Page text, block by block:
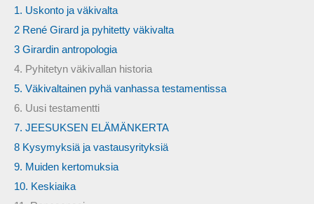
1. Uskonto ja väkivalta
2 René Girard ja pyhitetty väkivalta
3 Girardin antropologia
4. Pyhitetyn väkivallan historia
5. Väkivaltainen pyhä vanhassa testamentissa
6. Uusi testamentti
7. JEESUKSEN ELÄMÄNKERTA
8 Kysymyksiä ja vastausyrityksiä
9. Muiden kertomuksia
10. Keskiaika